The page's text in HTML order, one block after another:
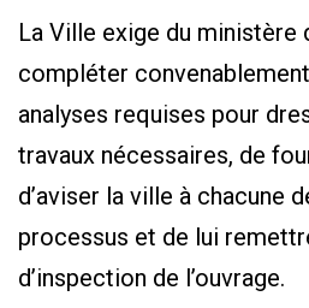
La Ville exige du ministère
compléter
analyses requises pour
travaux nécessaires, de
d’aviser la ville à chacune
processus et de lui
d’inspection de l’ouvrage.